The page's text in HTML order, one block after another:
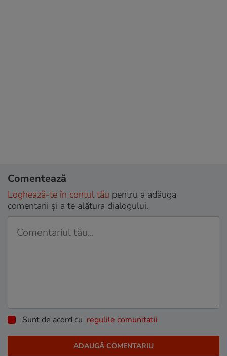
Comentează
Loghează-te în contul tău pentru a adăuga
comentarii și a te alătura dialogului.
Sunt de acord cu regulile comunitatii